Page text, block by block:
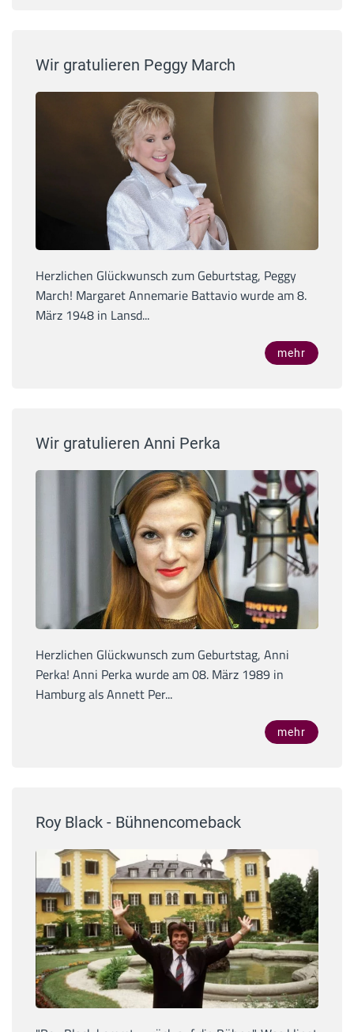
Wir gratulieren Peggy March
Herzlichen Glückwunsch zum Geburtstag, Peggy
March! Margaret Annemarie Battavio wurde am 8.
März 1948 in Lansd...
mehr
Wir gratulieren Anni Perka
Herzlichen Glückwunsch zum Geburtstag, Anni
Perka! Anni Perka wurde am 08. März 1989 in
Hamburg als Annett Per...
mehr
Roy Black - Bühnencomeback